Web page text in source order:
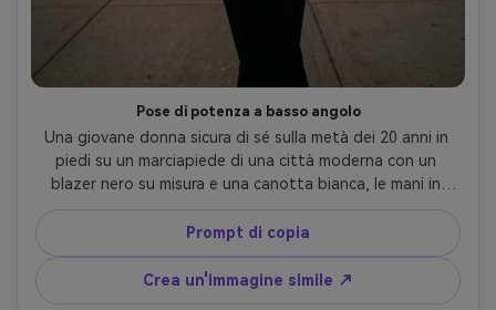
Pose di potenza a basso angolo
Una giovane donna sicura di sé sulla metà dei 20 anni in
piedi su un marciapiede di una città moderna con un
blazer nero su misura e una canotta bianca, le mani in
tasche, la mascella forte e l'espressione calma, scattata
da una drammatica angolazione bassa vicino al livello del
suolo per allungare le gambe e creare un look eroico,
grattacieli imponenti dietro, luce oraria dorata, Sony A7IV,
obiettivo 24 mm, f/2.8, messa a fuoco netta sul viso,
Prompt di copia
Crea un'immagine simile ↗